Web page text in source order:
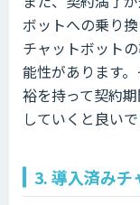
ボットへの乗り
チャットボット
能性があります
裕を持って契約
していくと良いで
3. 導入済みチ